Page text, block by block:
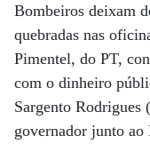
Bombeiros deixam
quebradas nas
Pimentel, do PT,
com o dinheiro
Sargento Rodrigues
governador junto ao